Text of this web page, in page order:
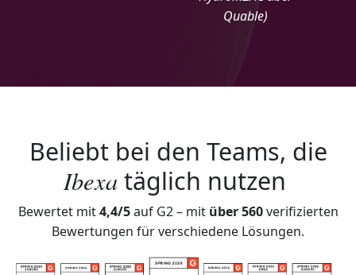
Quable)
Beliebt bei den Teams, die
Ibexatäglich nutzen
Bewertet mit4,4/5auf G2 – mit über 560verifizierten
Bewertungen für verschiedene Lösungen.